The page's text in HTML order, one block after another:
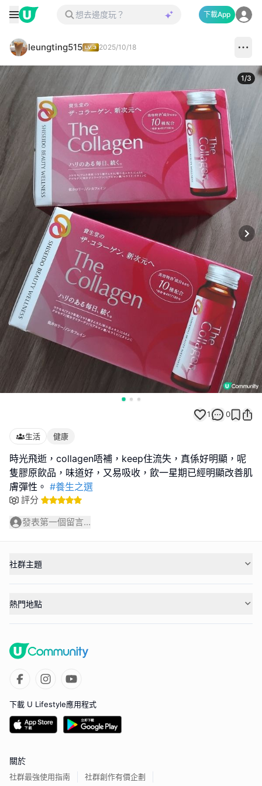
下載App
leungting515 2025/10/18
1/3
1 0
生活 健康
時光飛逝，collagen唔補，keep住流失，真係好明顯，呢
隻膠原飲品，味道好，又易吸收，飲一星期已經明顯改善肌
膚彈性。 #養生之選
評分
發表第一個留言...
社群主題
熱門地點
下載 U Lifestyle應用程式
關於
社群最強使用指南 社群創作有價企劃